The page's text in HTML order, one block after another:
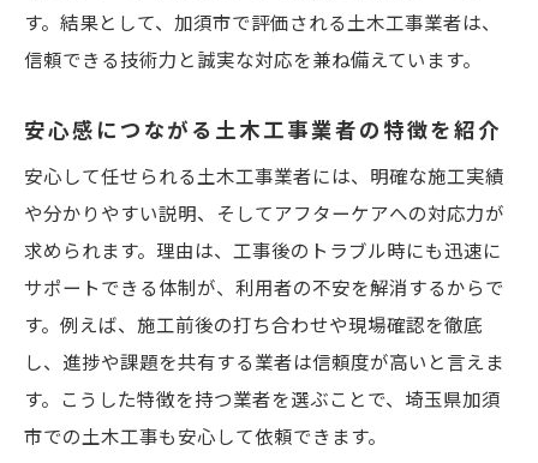
す。結果として、加須市で評価される土木工事業者は、
信頼できる技術力と誠実な対応を兼ね備えています。
安心感につながる土木工事業者の特徴を紹介
安心して任せられる土木工事業者には、明確な施工実績
や分かりやすい説明、そしてアフターケアへの対応力が
求められます。理由は、工事後のトラブル時にも迅速に
サポートできる体制が、利用者の不安を解消するからで
す。例えば、施工前後の打ち合わせや現場確認を徹底
し、進捗や課題を共有する業者は信頼度が高いと言えま
す。こうした特徴を持つ業者を選ぶことで、埼玉県加須
市での土木工事も安心して依頼できます。